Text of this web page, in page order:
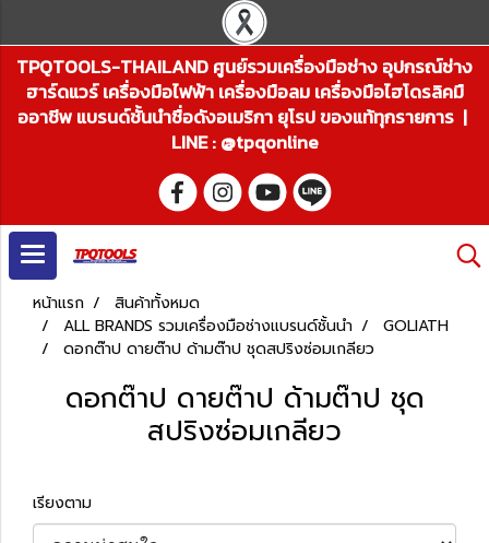
TPQTOOLS-THAILAND ศูนย์รวมเครื่องมือช่าง อุปกรณ์ช่าง
ฮาร์ดแวร์ เครื่องมือไฟฟ้า เครื่องมือลม เครื่องมือไฮโดรลิคมื
ออาชีพ แบรนด์ชั้นนำชื่อดังอเมริกา ยุโรป ของแท้ทุกรายการ |
LINE : @tpqonline
หน้าแรก
สินค้าทั้งหมด
ALL BRANDS รวมเครื่องมือช่างแบรนด์ชั้นนำ
GOLIATH
ดอกต๊าป ดายต๊าป ด้ามต๊าป ชุดสปริงซ่อมเกลียว
ดอกต๊าป ดายต๊าป ด้ามต๊าป ชุด
สปริงซ่อมเกลียว
เรียงตาม